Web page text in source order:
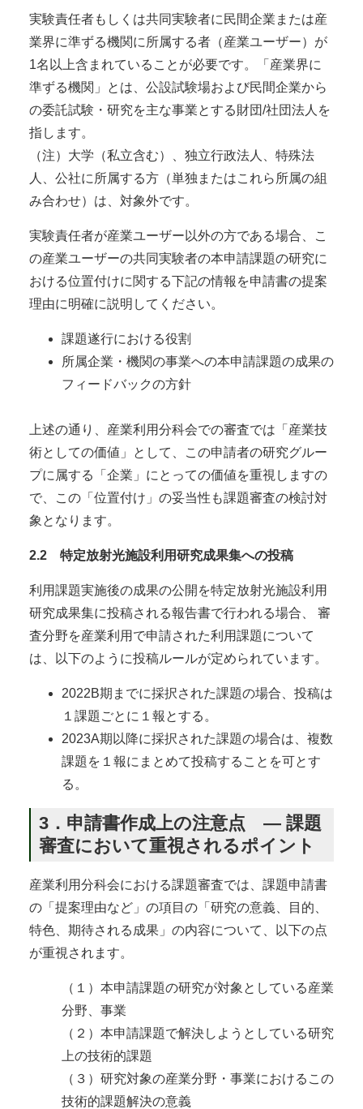
実験責任者もしくは共同実験者に民間企業または産
業界に準ずる機関に所属する者（産業ユーザー）が
1名以上含まれていることが必要です。「産業界に
準ずる機関」とは、公設試験場および民間企業から
の委託試験・研究を主な事業とする財団/社団法人を
指します。
（注）大学（私立含む）、独立行政法人、特殊法
人、公社に所属する方（単独またはこれら所属の組
み合わせ）は、対象外です。
実験責任者が産業ユーザー以外の方である場合、こ
の産業ユーザーの共同実験者の本申請課題の研究に
おける位置付けに関する下記の情報を申請書の提案
理由に明確に説明してください。
課題遂行における役割
所属企業・機関の事業への本申請課題の成果の
フィードバックの方針
上述の通り、産業利用分科会での審査では「産業技
術としての価値」として、この申請者の研究グルー
プに属する「企業」にとっての価値を重視しますの
で、この「位置付け」の妥当性も課題審査の検討対
象となります。
2.2 特定放射光施設利用研究成果集への投稿
利用課題実施後の成果の公開を特定放射光施設利用
研究成果集に投稿される報告書で行われる場合、 審
査分野を産業利用で申請された利用課題について
は、以下のように投稿ルールが定められています。
2022B期までに採択された課題の場合、投稿は
１課題ごとに１報とする。
2023A期以降に採択された課題の場合は、複数
課題を１報にまとめて投稿することを可とす
る。
3．申請書作成上の注意点 ― 課題
審査において重視されるポイント
産業利用分科会における課題審査では、課題申請書
の「提案理由など」の項目の「研究の意義、目的、
特色、期待される成果」の内容について、以下の点
が重視されます。
（１）本申請課題の研究が対象としている産業
分野、事業
（２）本申請課題で解決しようとしている研究
上の技術的課題
（３）研究対象の産業分野・事業におけるこの
技術的課題解決の意義